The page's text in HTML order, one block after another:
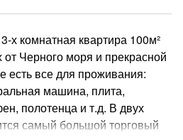
х комнатная квартира 100м²
от Черного моря и прекрасной
есть все для проживания:
машина, плита,
полотенца и т.д. В двух
самый большой торговый